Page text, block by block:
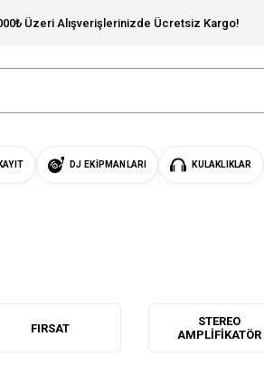
Üzeri Alışverişlerinizde Ücretsiz Kargo!
DJ EKIPMANLARI KULAKLIKLAR
FIRSAT
STEREO
AMPLIFIKATÖR